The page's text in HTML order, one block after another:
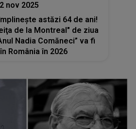
nov 2025
astăzi 64 de ani!
de la Montreal" de ziua
Nadia Comăneci” va fi
România în 2026